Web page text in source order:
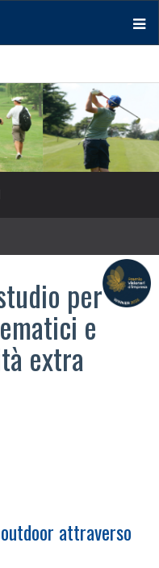
per
e
extra
attraverso